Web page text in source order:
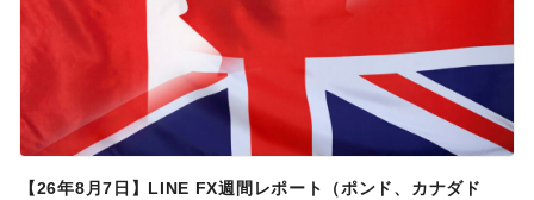
【26年8月7日】LINE FX週間レポート（ポンド、カナダド